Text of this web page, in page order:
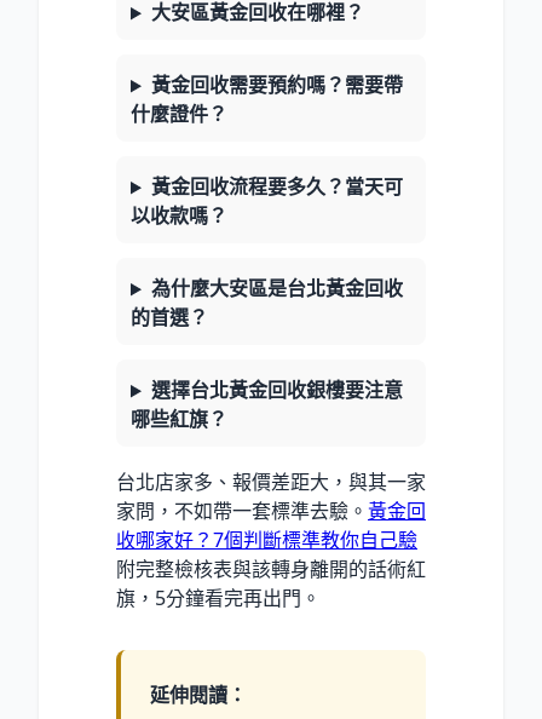
大安區黃金回收在哪裡？
黃金回收需要預約嗎？需要帶
什麼證件？
黃金回收流程要多久？當天可
以收款嗎？
為什麼大安區是台北黃金回收
的首選？
選擇台北黃金回收銀樓要注意
哪些紅旗？
台北店家多、報價差距大，與其一家
家問，不如帶一套標準去驗。 黃金回
收哪家好？7個判斷標準教你自己驗
附完整檢核表與該轉身離開的話術紅
旗，5分鐘看完再出門。
延伸閱讀：